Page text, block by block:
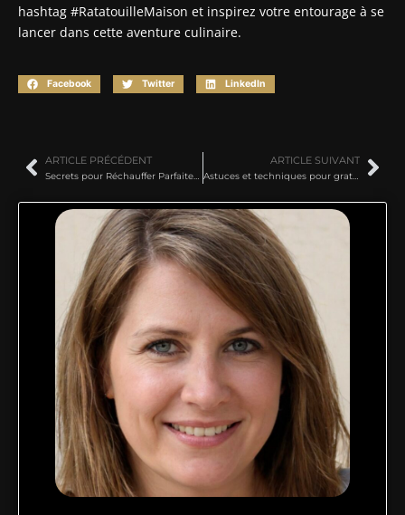
hashtag #RatatouilleMaison et inspirez votre entourage à se
lancer dans cette aventure culinaire.
Facebook Twitter LinkedIn
ARTICLE PRÉCÉDENT ARTICLE SUIVANT
Astuces et techniques pour gratiner parfaitement un cassoulet en boîte